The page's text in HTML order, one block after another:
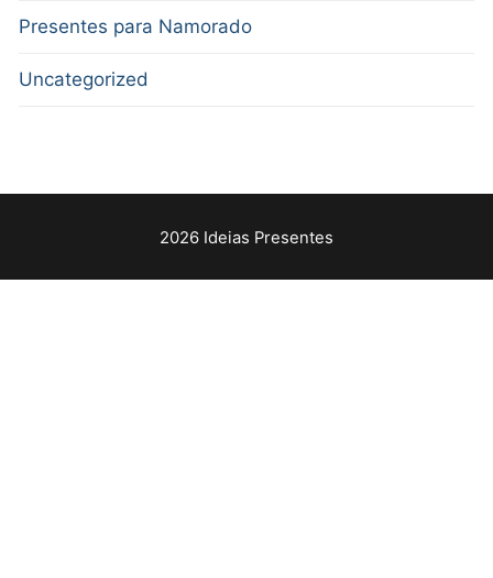
Presentes para Namorado
Uncategorized
2026 Ideias Presentes